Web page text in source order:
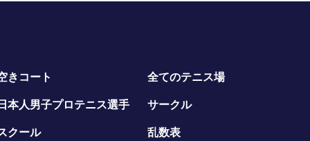
きコート 全てのテニス場
本人男子プロテニス選手 サークル
クール 乱数表